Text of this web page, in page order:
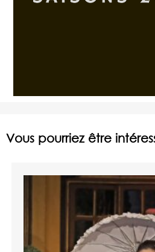
Vous pourriez être